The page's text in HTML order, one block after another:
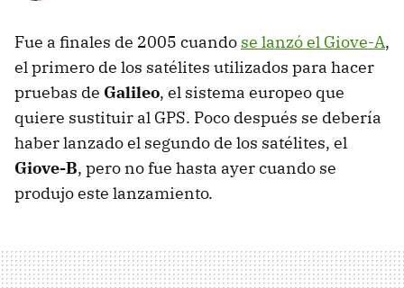
Fue a finales de 2005 cuando se lanzó el Giove-A,
el primero de los satélites utilizados para hacer
pruebas de Galileo, el sistema europeo que
quiere sustituir al GPS. Poco después se debería
haber lanzado el segundo de los satélites, el
Giove-B, pero no fue hasta ayer cuando se
produjo este lanzamiento.